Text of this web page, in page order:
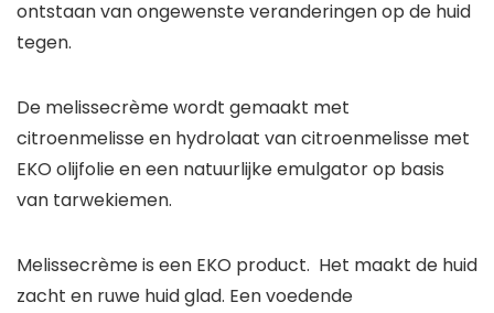
ontstaan van ongewenste veranderingen op de huid
tegen.
De melissecrème wordt gemaakt met
citroenmelisse en hydrolaat van citroenmelisse met
EKO olijfolie en een natuurlijke emulgator op basis
van tarwekiemen.
Melissecrème is een EKO product. Het maakt de huid
zacht en ruwe huid glad. Een voedende